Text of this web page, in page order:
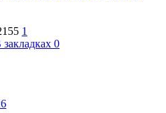
1
закладках 0